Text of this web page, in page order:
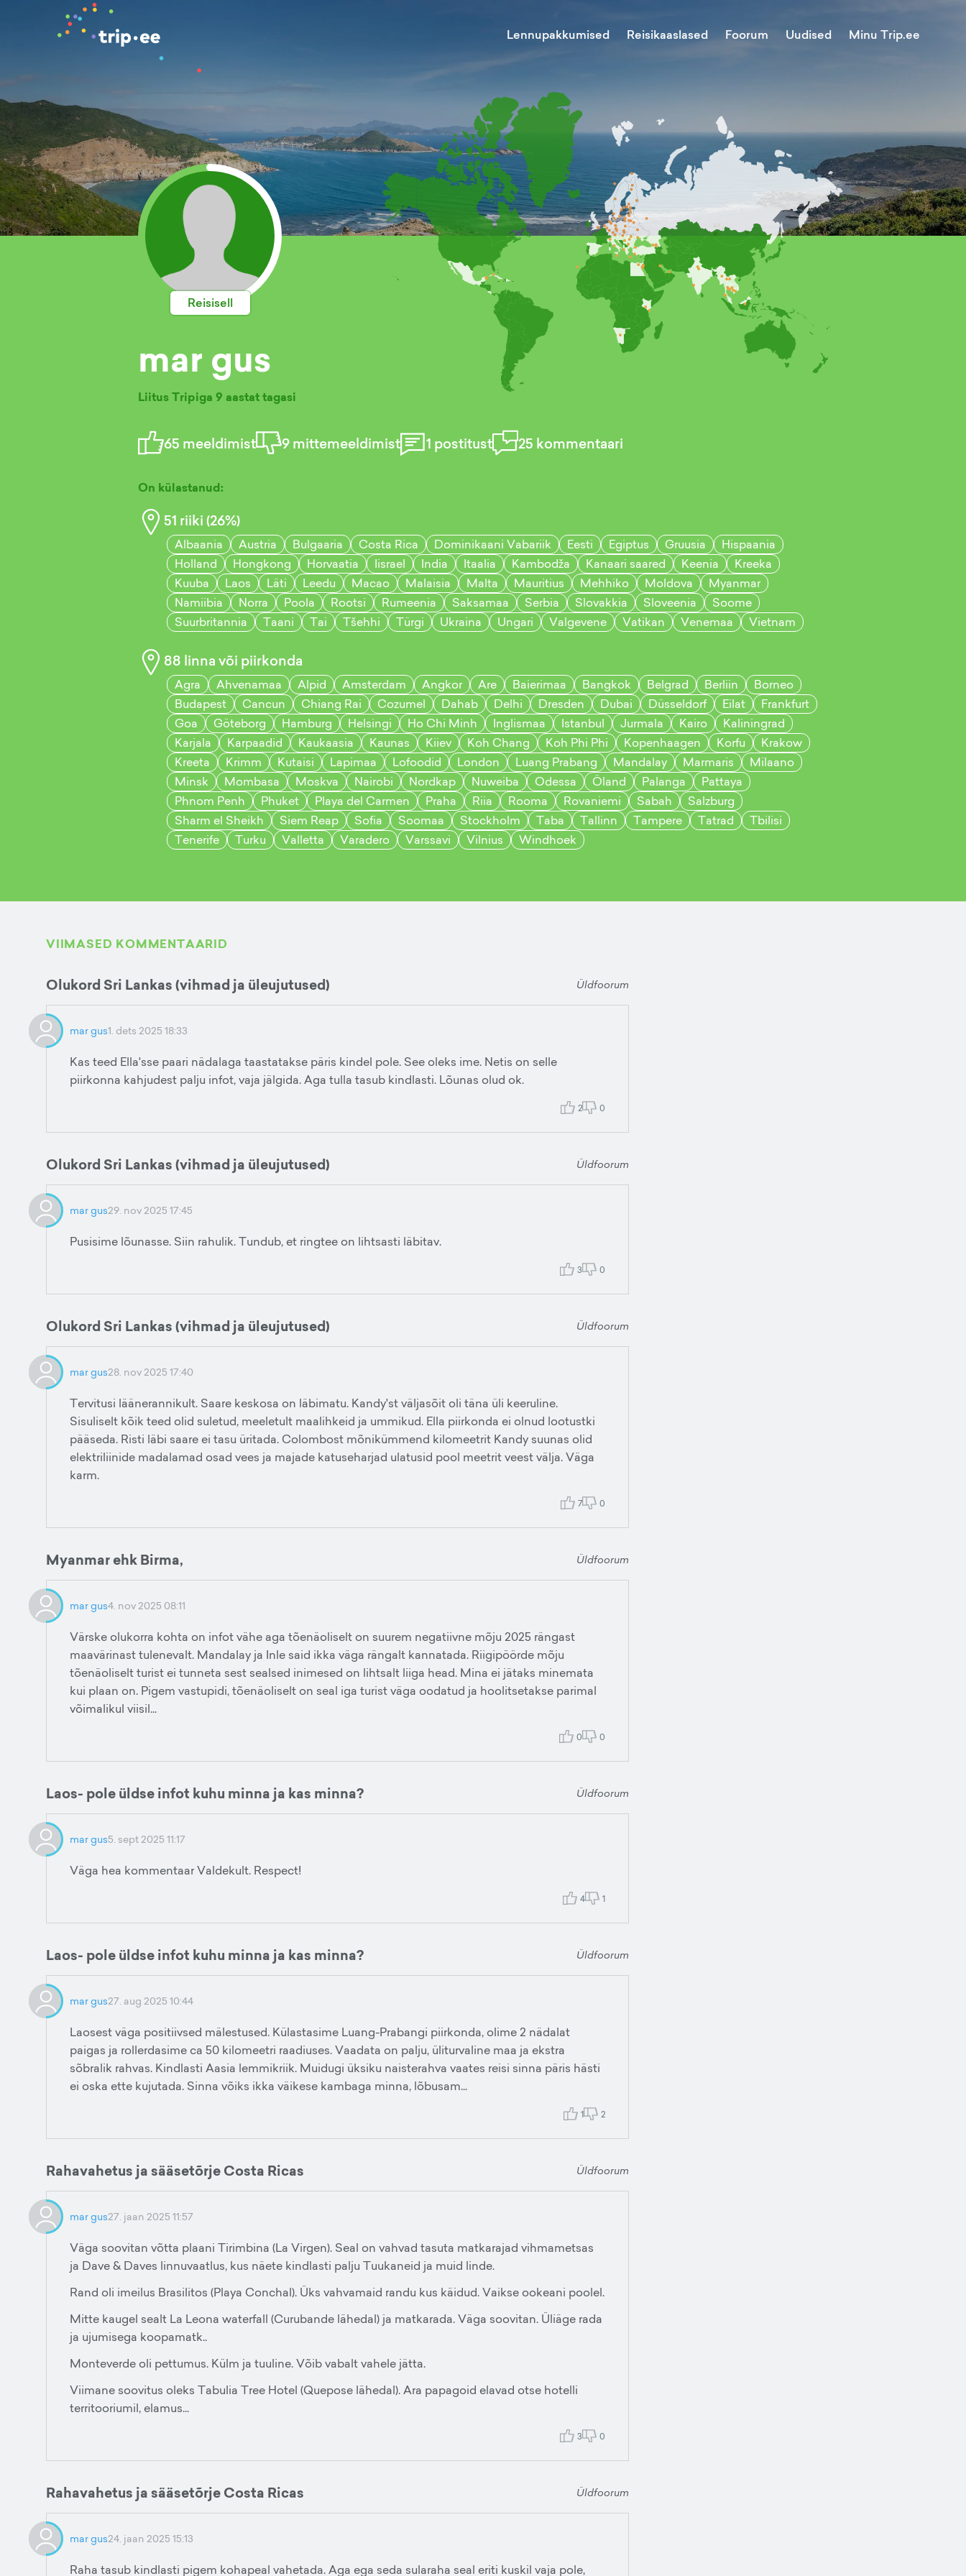
Lennupakkumised Reisikaaslased Foorum Uudised Minu Trip.ee
Reisisell
mar gus
Liitus Tripiga 9 aastat tagasi
65 meeldimist 9mittemeeldimist 1 postitust 25 kommentaari
On külastanud:
51 riiki (26%)
Albaania Austria Bulgaaria Costa Rica Dominikaani Vabariik Eesti Egiptus Gruusia
Hispaania
Holland
Hongkong Horvaatia Iisrael India Itaalia Kambodža Kanaari saared Keenia
Kreeka
Kuuba
Laos Läti Leedu Macao Malaisia Malta Mauritius Mehhiko Moldova
Myanmar
Namiibia
Norra Poola Rootsi Rumeenia Saksamaa Serbia Slovakkia Sloveenia
Soome
Suurbritannia
Taani Tai Tšehhi Türgi Ukraina Ungari Valgevene Vatikan Venemaa Vietnam
88 linna või piirkonda
Agra Ahvenamaa Alpid Amsterdam Angkor Are Baierimaa Bangkok Belgrad Berliin
Borneo
Budapest
Cancun Chiang Rai Cozumel Dahab Delhi Dresden Dubai Düsseldorf Eilat
Frankfurt
Goa
Göteborg Hamburg Helsingi Ho Chi Minh Inglismaa Istanbul Jurmala Kairo
Kaliningrad
Karjala
Karpaadid Kaukaasia Kaunas Kiiev Koh Chang Koh Phi Phi Kopenhaagen Korfu
Krakow
Kreeta
Krimm Kutaisi Lapimaa Lofoodid London Luang Prabang Mandalay Marmaris
Milaano
Minsk
Mombasa Moskva Nairobi Nordkap Nuweiba Odessa Öland Palanga
Pattaya
Phnom Penh
Phuket Playa del Carmen Praha Riia Rooma Rovaniemi Sabah
Salzburg
Sharm el Sheikh
Siem Reap Sofia Soomaa Stockholm Taba Tallinn Tampere Tatrad
Tbilisi
Tenerife
Turku Valletta Varadero Varssavi Vilnius Windhoek
VIIMASED KOMMENTAARID
Olukord Sri Lankas (vihmad ja üleujutused) Üldfoorum
mar gus1. dets 2025 18:33
Kas teed Ella'sse paari nädalaga taastatakse päris kindel pole. See oleks ime. Netis on selle
piirkonna kahjudest palju infot, vaja jälgida. Aga tulla tasub kindlasti. Lõunas olud ok.
2 0
Olukord Sri Lankas (vihmad ja üleujutused) Üldfoorum
mar gus29. nov 2025 17:45
Pusisime lõunasse. Siin rahulik. Tundub, et ringtee on lihtsasti läbitav.
3 0
Olukord Sri Lankas (vihmad ja üleujutused) Üldfoorum
mar gus28. nov 2025 17:40
Tervitusi läänerannikult. Saare keskosa on läbimatu. Kandy'st väljasõit oli täna üli keeruline.
Sisuliselt kõik teed olid suletud, meeletult maalihkeid ja ummikud. Ella piirkonda ei olnud lootustki
pääseda. Risti läbi saare ei tasu üritada. Colombost mõnikümmend kilomeetrit Kandy suunas olid
elektriliinide madalamad osad vees ja majade katuseharjad ulatusid pool meetrit veest välja. Väga
karm.
7 0
Myanmar ehk Birma, Üldfoorum
mar gus4. nov 2025 08:11
Värske olukorra kohta on infot vähe aga tõenäoliselt on suurem negatiivne mõju 2025 rängast
maavärinast tulenevalt. Mandalay ja Inle said ikka väga rängalt kannatada. Riigipöörde mõju
tõenäoliselt turist ei tunneta sest sealsed inimesed on lihtsalt liiga head. Mina ei jätaks minemata
kui plaan on. Pigem vastupidi, tõenäoliselt on seal iga turist väga oodatud ja hoolitsetakse parimal
võimalikul viisil...
0 0
Laos- pole üldse infot kuhu minna ja kas minna? Üldfoorum
mar gus5. sept 2025 11:17
Väga hea kommentaar Valdekult. Respect!
4 1
Laos- pole üldse infot kuhu minna ja kas minna? Üldfoorum
mar gus27. aug 2025 10:44
Laosest väga positiivsed mälestused. Külastasime Luang-Prabangi piirkonda, olime 2 nädalat
paigas ja rollerdasime ca 50 kilomeetri raadiuses. Vaadata on palju, üliturvaline maa ja ekstra
sõbralik rahvas. Kindlasti Aasia lemmikriik. Muidugi üksiku naisterahva vaates reisi sinna päris hästi
ei oska ette kujutada. Sinna võiks ikka väikese kambaga minna, lõbusam...
1 2
Rahavahetus ja sääsetõrje Costa Ricas Üldfoorum
mar gus27. jaan 2025 11:57
Väga soovitan võtta plaani Tirimbina (La Virgen). Seal on vahvad tasuta matkarajad vihmametsas
ja Dave & Daves linnuvaatlus, kus näete kindlasti palju Tuukaneid ja muid linde.
Rand oli imeilus Brasilitos (Playa Conchal). Üks vahvamaid randu kus käidud. Vaikse ookeani poolel.
Mitte kaugel sealt La Leona waterfall (Curubande lähedal) ja matkarada. Väga soovitan. Üliäge rada
ja ujumisega koopamatk..
Monteverde oli pettumus. Külm ja tuuline. Võib vabalt vahele jätta.
Viimane soovitus oleks Tabulia Tree Hotel (Quepose lähedal). Ara papagoid elavad otse hotelli
territooriumil, elamus...
3 0
Rahavahetus ja sääsetõrje Costa Ricas Üldfoorum
mar gus24. jaan 2025 15:13
Raha tasub kindlasti pigem kohapeal vahetada. Aga ega seda sularaha seal eriti kuskil vaja pole,